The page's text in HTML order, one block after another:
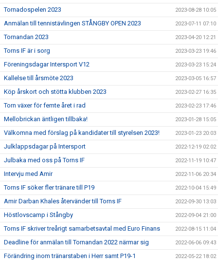
Tornadospelen 2023 2023-08-28 10:05
Anmälan till tennistävlingen STÅNGBY OPEN 2023 2023-07-11 07:10
Tornandan 2023 2023-04-20 12:21
Torns IF är i sorg 2023-03-23 19:46
Föreningsdagar Intersport V12 2023-03-23 15:24
Kallelse till årsmöte 2023 2023-03-05 16:57
Köp årskort och stötta klubben 2023 2023-02-27 16:35
Torn växer för femte året i rad 2023-02-23 17:46
Mellobrickan äntligen tillbaka! 2023-01-28 15:05
Välkomna med förslag på kandidater till styrelsen 2023! 2023-01-23 20:03
Julklappsdagar på Intersport 2022-12-19 02:02
Julbaka med oss på Torns IF 2022-11-19 10:47
Intervju med Amir 2022-11-06 20:34
Torns IF söker fler tränare till P19 2022-10-04 15:49
Amir Darban Khales återvänder till Torns IF 2022-09-30 13:03
Höstlovscamp i Stångby 2022-09-04 21:00
Torns IF skriver treårigt samarbetsavtal med Euro Finans 2022-08-15 11:04
Deadline för anmälan till Tornandan 2022 närmar sig 2022-06-06 09:43
Förändring inom tränarstaben i Herr samt P19-1 2022-05-22 18:02